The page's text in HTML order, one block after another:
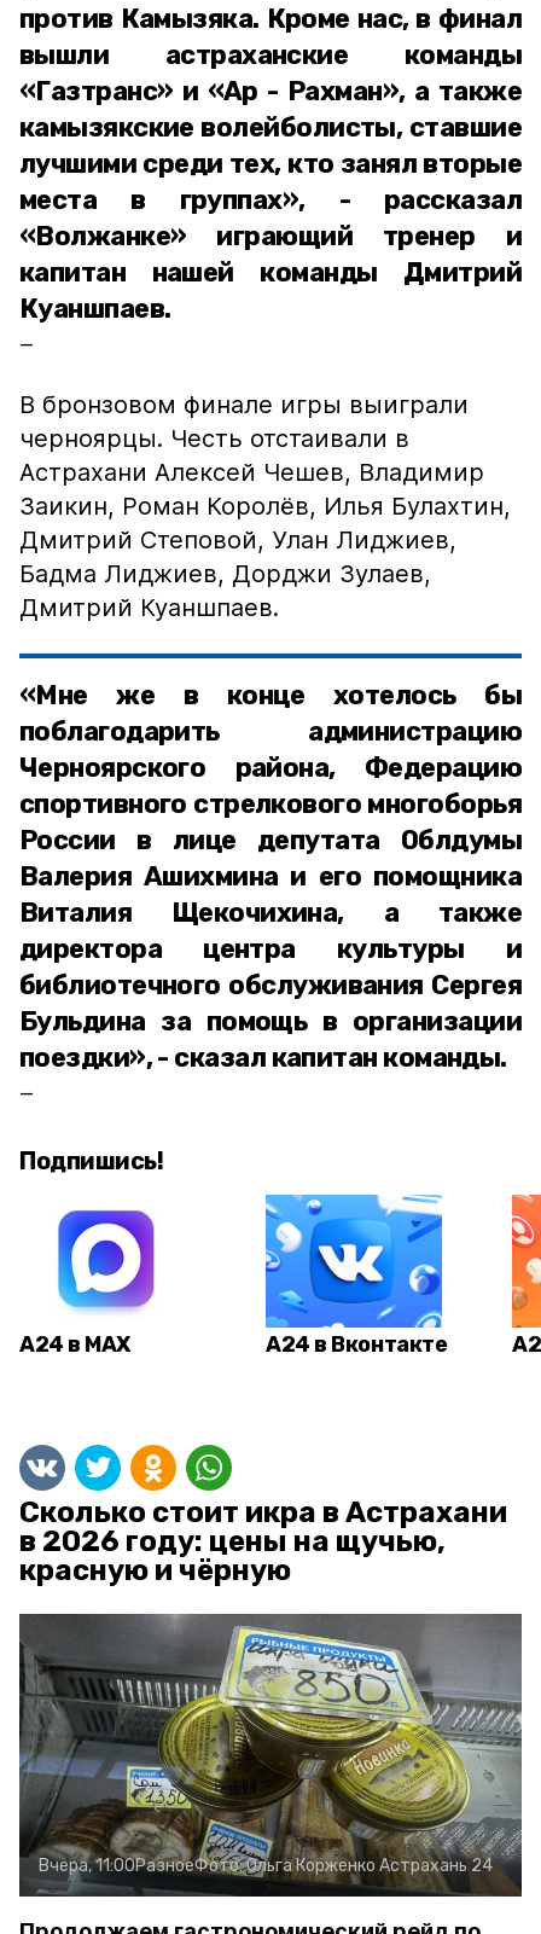
против Камызяка. Кроме нас, в финал
вышли астраханские команды
«Газтранс» и «Ар - Рахман», а также
камызякские волейболисты, ставшие
лучшими среди тех, кто занял вторые
места в группах», - рассказал
«Волжанке» играющий тренер и
капитан нашей команды Дмитрий
Куаншпаев.
В бронзовом финале игры выиграли
черноярцы. Честь отстаивали в
Астрахани Алексей Чешев, Владимир
Заикин, Роман Королёв, Илья Булахтин,
Дмитрий Степовой, Улан Лиджиев,
Бадма Лиджиев, Дорджи Зулаев,
Дмитрий Куаншпаев.
«Мне же в конце хотелось бы
поблагодарить администрацию
Черноярского района, Федерацию
спортивного стрелкового многоборья
России в лице депутата Облдумы
Валерия Ашихмина и его помощника
Виталия Щекочихина, а также
директора центра культуры и
библиотечного обслуживания Сергея
Бульдина за помощь в организации
поездки», - сказал капитан команды.
Подпишись!
А24 в MAX А24 в Вконтакте
Сколько стоит икра в Астрахани
в 2026 году: цены на щучью,
красную и чёрную
Вчера, 11:00РазноеФото:Ольга Корженко Астрахань 24